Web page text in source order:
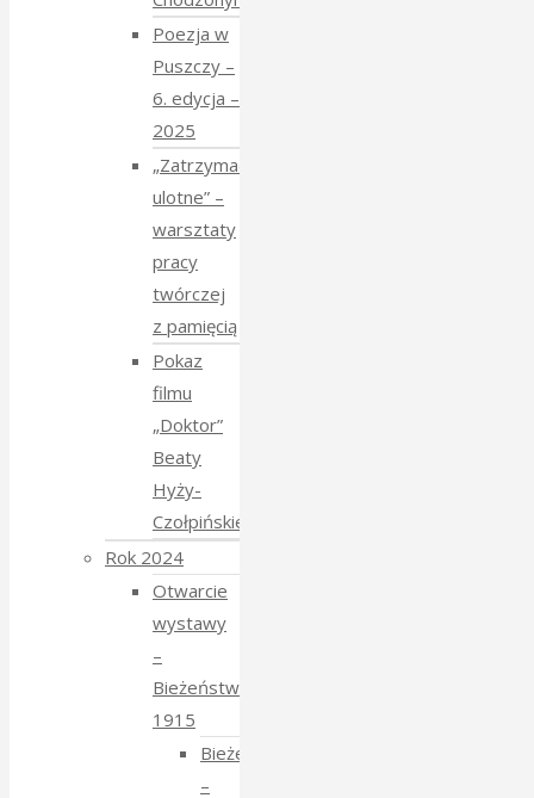
Poezja w
Puszczy –
6. edycja –
2025
„Zatrzymać
ulotne” –
warsztaty
pracy
twórczej
z pamięcią
Pokaz
filmu
„Doktor”
Beaty
Hyży-
Czołpińskiej
Rok 2024
Otwarcie
wystawy
–
Bieżeństwo
1915
Bieżeństwo
–